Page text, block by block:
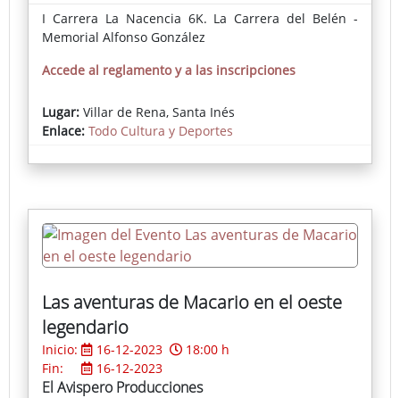
I Carrera La Nacencia 6K. La Carrera del Belén -
Memorial Alfonso González
Accede al reglamento y a las inscripciones
Lugar: Villar de Rena, Santa Inés
Enlace: Todo Cultura y Deportes
Las aventuras de Macario en el oeste
legendario
Inicio: 16-12-2023
18:00 h
Fin:
16-12-2023
El Avispero Producciones